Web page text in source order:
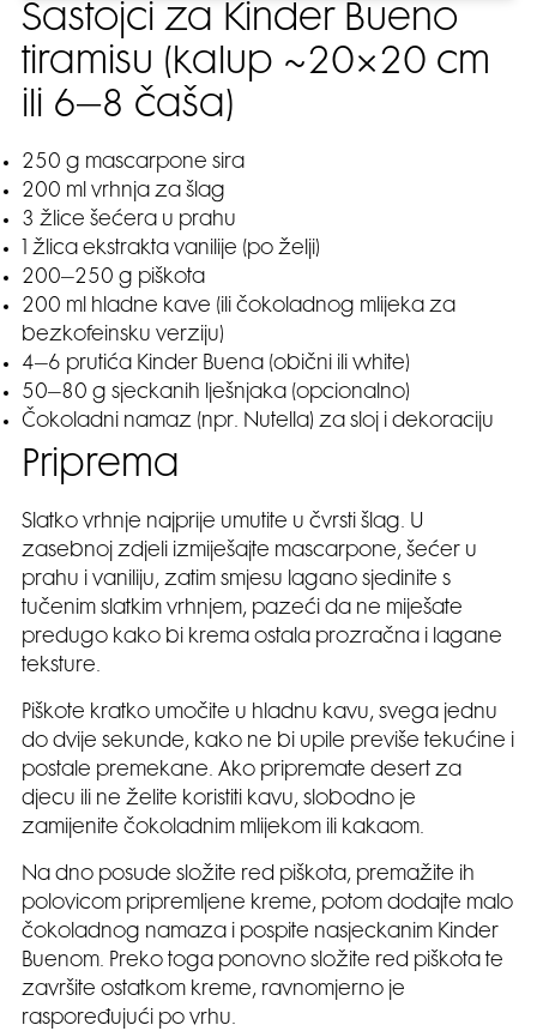
Sastojci za Kinder Bueno
tiramisu (kalup ~20×20 cm
ili 6–8 čaša)
250 g mascarpone sira
200 ml vrhnja za šlag
3 žlice šećera u prahu
1 žlica ekstrakta vanilije (po želji)
200–250 g piškota
200 ml hladne kave (ili čokoladnog mlijeka za
bezkofeinsku verziju)
4–6 prutića Kinder Buena (obični ili white)
50–80 g sjeckanih lješnjaka (opcionalno)
Čokoladni namaz (npr. Nutella) za sloj i dekoraciju
Priprema
Slatko vrhnje najprije umutite u čvrsti šlag. U
zasebnoj zdjeli izmiješajte mascarpone, šećer u
prahu i vaniliju, zatim smjesu lagano sjedinite s
tučenim slatkim vrhnjem, pazeći da ne miješate
predugo kako bi krema ostala prozračna i lagane
teksture.
Piškote kratko umočite u hladnu kavu, svega jednu
do dvije sekunde, kako ne bi upile previše tekućine i
postale premekane. Ako pripremate desert za
djecu ili ne želite koristiti kavu, slobodno je
zamijenite čokoladnim mlijekom ili kakaom.
Na dno posude složite red piškota, premažite ih
polovicom pripremljene kreme, potom dodajte malo
čokoladnog namaza i pospite nasjeckanim Kinder
Buenom. Preko toga ponovno složite red piškota te
završite ostatkom kreme, ravnomjerno je
raspoređujući po vrhu.